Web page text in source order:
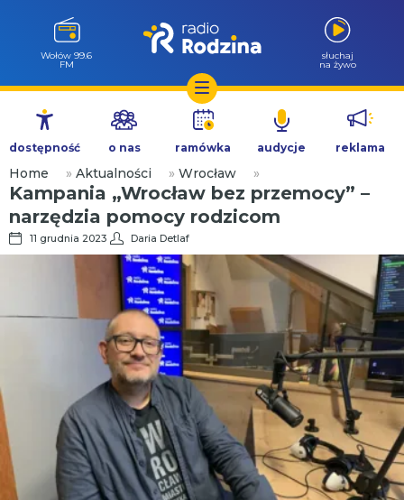
Przejdź
treści
Milicz 88.5
FM
słuchaj
na żywo
dostępność o nas ramówka audycje reklama
Home » Aktualności » Wrocław »
Kampania „Wrocław bez przemocy” –
narzędzia pomocy rodzicom
11 grudnia 2023 Daria Detlaf